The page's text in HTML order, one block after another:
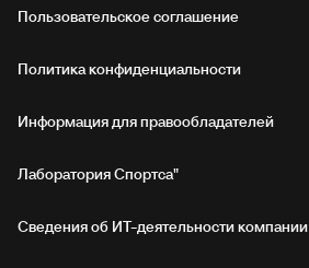
Пользовательское соглашение
Политика конфиденциальности
Информация для правообладателей
Лаборатория Спортса"
Сведения об ИТ‑деятельности компании